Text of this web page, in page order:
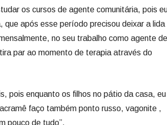
os cursos de agente comunitária, pois
que após esse período precisou deixar a lida
no seu trabalho como agente de
par ao momento de terapia através do
pois enquanto os filhos no pátio da casa,
faço também ponto russo, vagonite ,
pouco de tudo”.